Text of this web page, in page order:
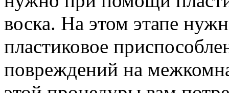
воска. На этом этапе
пластиковое
повреждений на